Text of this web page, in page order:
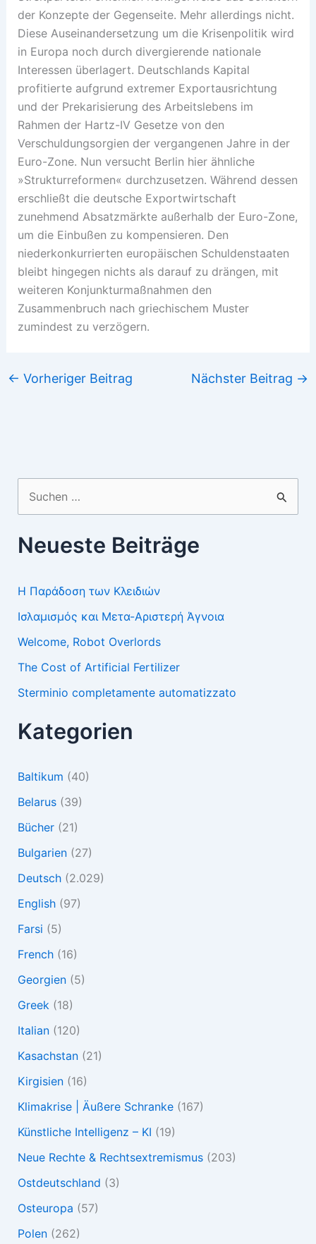
der Konzepte der Gegenseite. Mehr allerdings nicht.
Diese Auseinandersetzung um die Krisenpolitik wird
in Europa noch durch divergierende nationale
Interessen überlagert. Deutschlands Kapital
profitierte aufgrund extremer Exportausrichtung
und der Prekarisierung des Arbeitslebens im
Rahmen der Hartz-IV Gesetze von den
Verschuldungsorgien der vergangenen Jahre in der
Euro-Zone. Nun versucht Berlin hier ähnliche
»Strukturreformen« durchzusetzen. Während dessen
erschließt die deutsche Exportwirtschaft
zunehmend Absatzmärkte außerhalb der Euro-Zone,
um die Einbußen zu kompensieren. Den
niederkonkurrierten europäischen Schuldenstaaten
bleibt hingegen nichts als darauf zu drängen, mit
weiteren Konjunkturmaßnahmen den
Zusammenbruch nach griechischem Muster
zumindest zu verzögern.
← Vorheriger Beitrag Nächster Beitrag →
Suchen
nach:
Neueste Beiträge
Η Παράδοση των Κλειδιών
Ισλαμισμός και Μετα-Αριστερή Άγνοια
Welcome, Robot Overlords
The Cost of Artificial Fertilizer
Sterminio completamente automatizzato
Kategorien
Baltikum (40)
Belarus(39)
Bücher(21)
Bulgarien(27)
Deutsch(2.029)
English(97)
Farsi (5)
French(16)
Georgien(5)
Greek(18)
Italian(120)
Kasachstan(21)
Kirgisien(16)
Klimakrise | Äußere Schranke(167)
Künstliche Intelligenz – KI (19)
Neue Rechte & Rechtsextremismus(203)
Ostdeutschland (3)
Osteuropa (57)
Polen(262)